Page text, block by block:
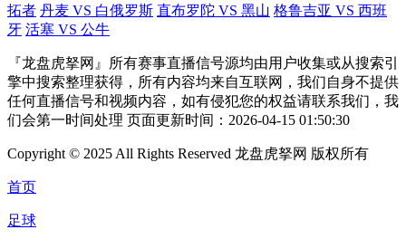
拓者 丹麦 VS 白俄罗斯 直布罗陀 VS 黑山 格鲁吉亚 VS 西班
牙 活塞 VS 公牛
『龙盘虎拏网』所有赛事直播信号源均由用户收集或从搜索引
擎中搜索整理获得，所有内容均来自互联网，我们自身不提供
任何直播信号和视频内容，如有侵犯您的权益请联系我们，我
们会第一时间处理 页面更新时间：2026-04-15 01:50:30
Copyright © 2025 All Rights Reserved 龙盘虎拏网 版权所有
首页
足球